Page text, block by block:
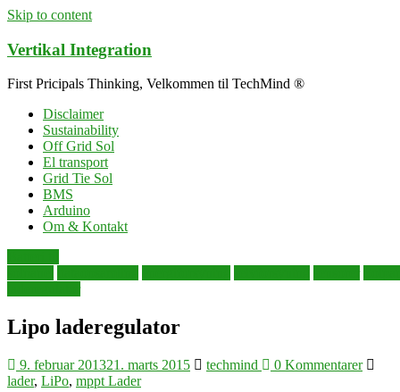
Skip to content
Vertikal Integration
First Pricipals Thinking, Velkommen til TechMind ®
Disclaimer
Sustainability
Off Grid Sol
El transport
Grid Tie Sol
BMS
Arduino
Om & Kontakt
Lipo laderegulator
9. februar 201321. marts 2015 techmind
0 Kommentarer
lader, LiPo, mppt Lader